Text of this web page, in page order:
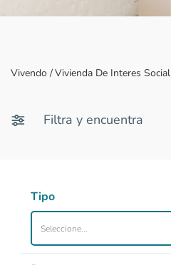
Vivendo /Vivienda De Interes Social
Filtra y encuentra
Tipo
Seleccione...